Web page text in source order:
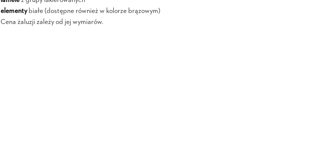
elementybiałe (dostępne również w kolorze brązowym)
Cena żaluzji zależy od jej wymiarów.